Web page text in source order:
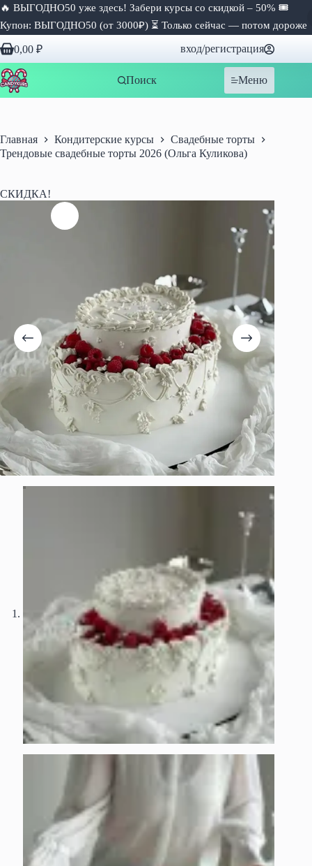
🔥 ВЫГОДНО50 уже здесь! Забери курсы со скидкой – 50% 🎟
Купон: ВЫГОДНО50 (от 3000₽) ⏳ Только сейчас — потом дороже
Перейти
к
сути
Корзина
0,00 ₽ вход/регистрация
Поиск Меню
Главная Кондитерские курсы
Свадебные торты
Трендовые свадебные торты 2026 (Ольга Куликова)
СКИДКА!